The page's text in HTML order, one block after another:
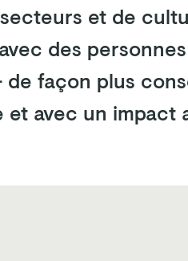
et de
des
façon plus
et avec un impact